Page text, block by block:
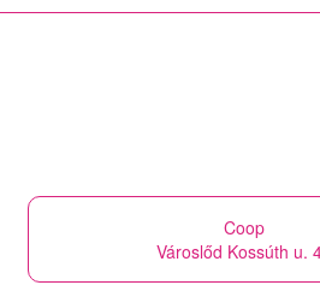
Coop
Városlőd Kossúth u.